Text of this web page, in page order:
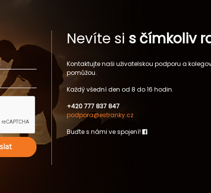
Nevíte si s čímkoliv
Kontaktujte naši uživatelskou podporu a
pomůžou.
Každý všední den od 8 do 16 hodin.
+420 777 837 847
podpora@estranky.cz
Buďte s námi ve spojení!